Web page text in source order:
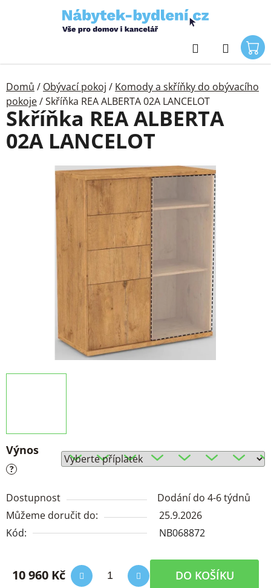
Hledat
Domů / Obývací pokoj / Komody a skříňky do obývacího
pokoje/Skříňka REA ALBERTA 02A LANCELOT
Výnos
?
Dostupnost
Dodání do 4-6 týdnů
Můžeme doručit do:
25.9.2026
Kód:
NB068872
10 960 Kč DO KOŠÍKU
Skříňka REA ALBERTA
02A LANCELOT